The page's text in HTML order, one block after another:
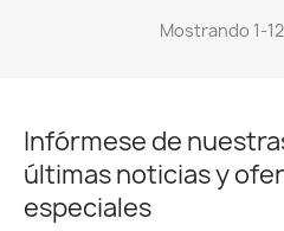
Mostrando 1-
Infórmese de
últimas noticias y
especiales